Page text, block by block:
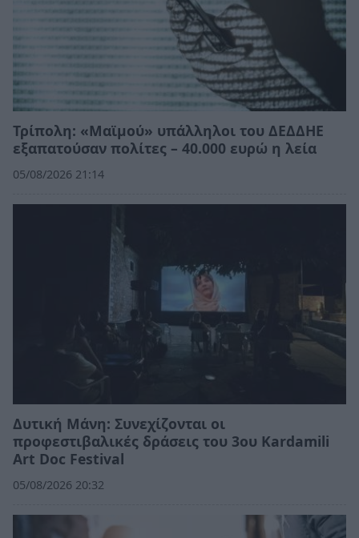
Τρίπολη: «Μαϊμού» υπάλληλοι του ΔΕΔΔΗΕ
εξαπατούσαν πολίτες – 40.000 ευρώ η λεία
05/08/2026 21:14
Δυτική Μάνη: Συνεχίζονται οι
προφεστιβαλικές δράσεις του 3ου Kardamili
Art Doc Festival
05/08/2026 20:32